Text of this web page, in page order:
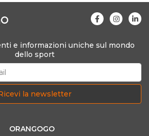
e informazioni uniche sul mondo
dello sport
la newsletter
ORANGOGO